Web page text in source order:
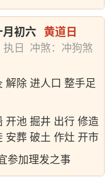
初六 黄道日
日
冲煞：冲狗煞
解除 进人口 整手足
开池 掘井 出行 修造
安葬 破土 作灶 开市
参加理发之事